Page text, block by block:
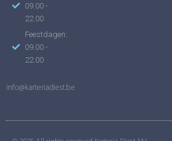
09.00 -
22.00
Feestdagen:
09.00 -
22.00
info@karteriadiest.be